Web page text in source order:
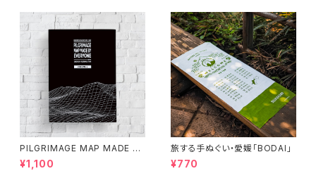
PILGRIMAGE MAP MADE BY
EVERYONE (VOLUME 2)
¥1,100
旅する手ぬぐい・愛媛「BODAI」
¥770